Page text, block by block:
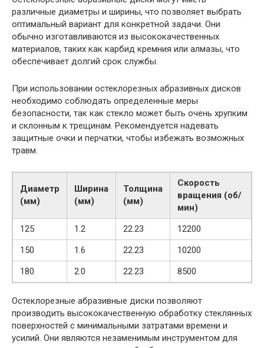
различные диаметры и ширины, что позволяет выбрать
оптимальный вариант для конкретной задачи. Они
обычно изготавливаются из высококачественных
материалов, таких как карбид кремния или алмазы, что
обеспечивает долгий срок службы.
При использовании остеклорезных абразивных дисков
необходимо соблюдать определенные меры
безопасности, так как стекло может быть очень хрупким
и склонным к трещинам. Рекомендуется надевать
защитные очки и перчатки, чтобы избежать возможных
травм.
Диаметр
(мм)
Ширина
(мм)
Толщина
(мм)
Скорость
вращения (об/
мин)
125
1.2 22.23
12200
150
1.6 22.23
10200
180
2.0 22.23 8500
Остеклорезные абразивные диски позволяют
производить высококачественную обработку стеклянных
поверхностей с минимальными затратами времени и
усилий. Они являются незаменимым инструментом для